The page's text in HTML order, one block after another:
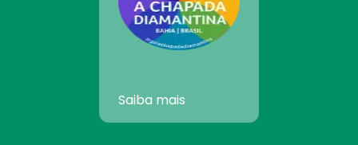
Saiba mais